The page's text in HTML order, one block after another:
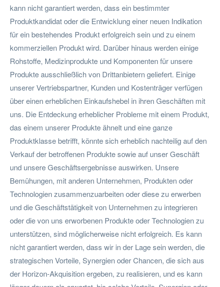
kann nicht garantiert werden, dass ein bestimmter
Produktkandidat oder die Entwicklung einer neuen Indikation
für ein bestehendes Produkt erfolgreich sein und zu einem
kommerziellen Produkt wird. Darüber hinaus werden einige
Rohstoffe, Medizinprodukte und Komponenten für unsere
Produkte ausschließlich von Drittanbietern geliefert. Einige
unserer Vertriebspartner, Kunden und Kostenträger verfügen
über einen erheblichen Einkaufshebel in ihren Geschäften mit
uns. Die Entdeckung erheblicher Probleme mit einem Produkt,
das einem unserer Produkte ähnelt und eine ganze
Produktklasse betrifft, könnte sich erheblich nachteilig auf den
Verkauf der betroffenen Produkte sowie auf unser Geschäft
und unsere Geschäftsergebnisse auswirken. Unsere
Bemühungen, mit anderen Unternehmen, Produkten oder
Technologien zusammenzuarbeiten oder diese zu erwerben
und die Geschäftstätigkeit von Unternehmen zu integrieren
oder die von uns erworbenen Produkte oder Technologien zu
unterstützen, sind möglicherweise nicht erfolgreich. Es kann
nicht garantiert werden, dass wir in der Lage sein werden, die
strategischen Vorteile, Synergien oder Chancen, die sich aus
der Horizon-Akquisition ergeben, zu realisieren, und es kann